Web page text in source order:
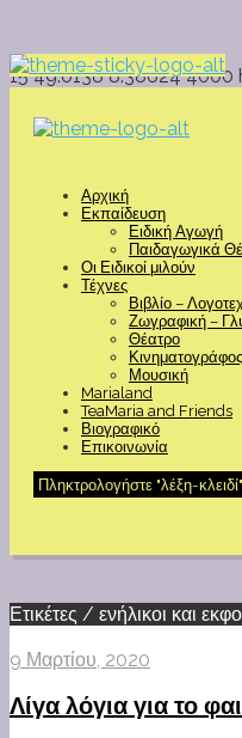
15 49.0138 8.38624 4000
Αρχική
Εκπαίδευση
Ειδική Αγωγή
Παιδαγωγικά
Οι Ειδικοί μιλούν
Τέχνες
Βιβλίο –
Ζωγραφική –
Θέατρο
Κινηματογράφος
Μουσική
Marialand
TeaMaria and Friends
Βιογραφικό
Επικοινωνία
Ετικέτες / ενήλικοι και
9 Μαρτίου, 2020
Λίγα λόγια για το